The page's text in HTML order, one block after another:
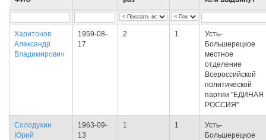
Харитонов
Александр
Владимирович
1959-08-
17
2 1
Усть-
Большерецкое
местное
отделение
Всероссийской
политической
партии "ЕДИНАЯ
РОССИЯ"
Солодухин
Юрий
1963-09-
13
1 1
Усть-
Большерецкое